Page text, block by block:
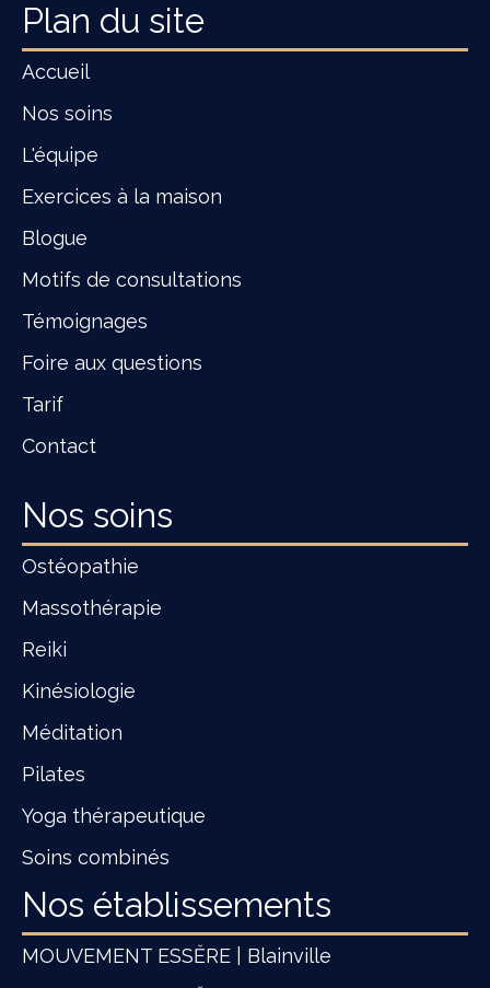
Plan du site
Accueil
Nos soins
L'équipe
Exercices à la maison
Blogue
Motifs de consultations
Témoignages
Foire aux questions
Tarif
Contact
Nos soins
Ostéopathie
Massothérapie
Reiki
Kinésiologie
Méditation
Pilates
Yoga thérapeutique
Soins combinés
Nos établissements
MOUVEMENT ESSĔRE | Blainville